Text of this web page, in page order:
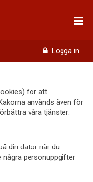
Logga in
för att
används även för
våra tjänster.
din dator när du
några personuppgifter